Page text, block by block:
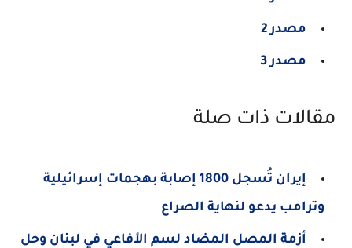
مصدر 2
مصدر 3
مقالات ذات صلة
إيران تُسجل 1800 إصابة بهجمات إسرائيلية
وترامب يدعو لنهاية الصراع
أزمة المصل المضاد لسم الأفاعي في لبنان وحل